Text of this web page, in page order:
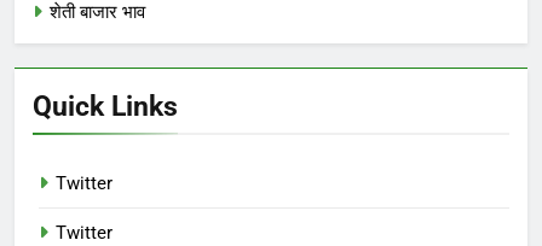
शेती बाजार भाव
Quick Links
Twitter
Twitter